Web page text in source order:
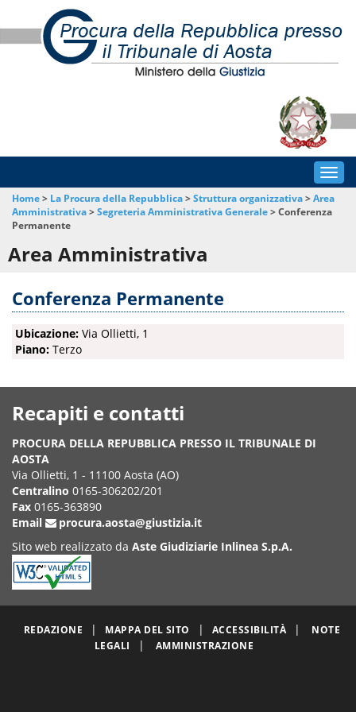
Home> La Procura della Repubblica>Struttura organizzativa>Area
Amministrativa>Segreteria Amministrativa Generale>Conferenza
Permanente
Area Amministrativa
Conferenza Permanente
Ubicazione: Via Ollietti, 1
Piano: Terzo
Recapiti e contatti
PROCURA DELLA REPUBBLICA PRESSO IL TRIBUNALE DI
AOSTA
Via Ollietti, 1 - 11100 Aosta (AO)
Centralino 0165-306202/201
Fax 0165-363890
Email
procura.aosta@giustizia.it
Sito web realizzato da Aste Giudiziarie Inlinea S.p.A.
REDAZIONE | MAPPA DEL SITO | ACCESSIBILITÀ |
NOTE
LEGALI
| AMMINISTRAZIONE